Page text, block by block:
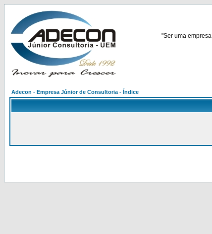
"Ser uma
Adecon - Empresa Júnior de Consultoria - Índice